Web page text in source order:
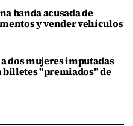
banda acusada de
y vender vehículos
dos mujeres imputadas
billetes "premiados" de